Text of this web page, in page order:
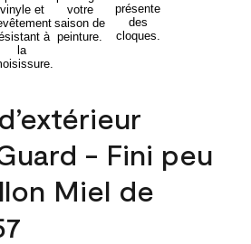
- Fini peu
Miel de